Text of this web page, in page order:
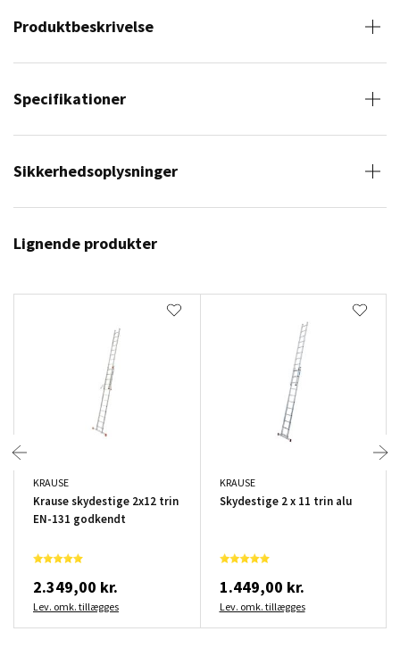
Produktbeskrivelse
Specifikationer
Sikkerhedsoplysninger
Lignende produkter
KRAUSE
Krause skydestige 2x12 trin
EN-131 godkendt
2.349,00 kr.
Lev. omk. tillægges
KRAUSE
Skydestige 2 x 11 trin alu
1.449,00 kr.
Lev. omk. tillægges